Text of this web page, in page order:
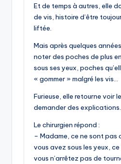
Et de temps à autres, elle
de vis, histoire d’être
liftée.
Mais après quelques
noter des poches de plus
sous ses yeux, poches
« gommer » malgré les vis…
Furieuse, elle retourne voir
demander des explications.
Le chirurgien répond :
– Madame, ce ne sont pas
vous avez sous les yeux,
vous n’arrêtez pas de